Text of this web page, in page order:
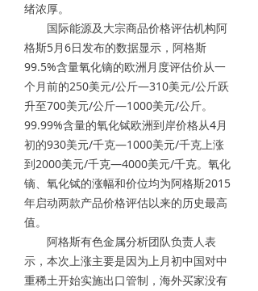
绪浓厚。
国际能源及大宗商品价格评估机构阿
格斯5月6日发布的数据显示，阿格斯
99.5%含量氧化镝的欧洲月度评估价从一
个月前的250美元/公斤—310美元/公斤跃
升至700美元/公斤—1000美元/公斤。
99.99%含量的氧化铽欧洲到岸价格从4月
初的930美元/千克—1000美元/千克上涨
到2000美元/千克—4000美元/千克。氧化
镝、氧化铽的涨幅和价位均为阿格斯2015
年启动两款产品价格评估以来的历史最高
值。
阿格斯有色金属分析团队负责人表
示，本次上涨主要是因为上月初中国对中
重稀土开始实施出口管制，海外买家没有